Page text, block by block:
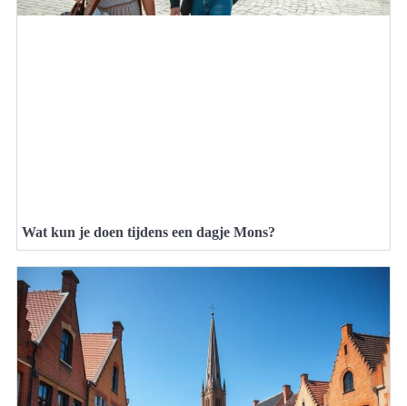
Wat kun je doen tijdens een dagje Mons?